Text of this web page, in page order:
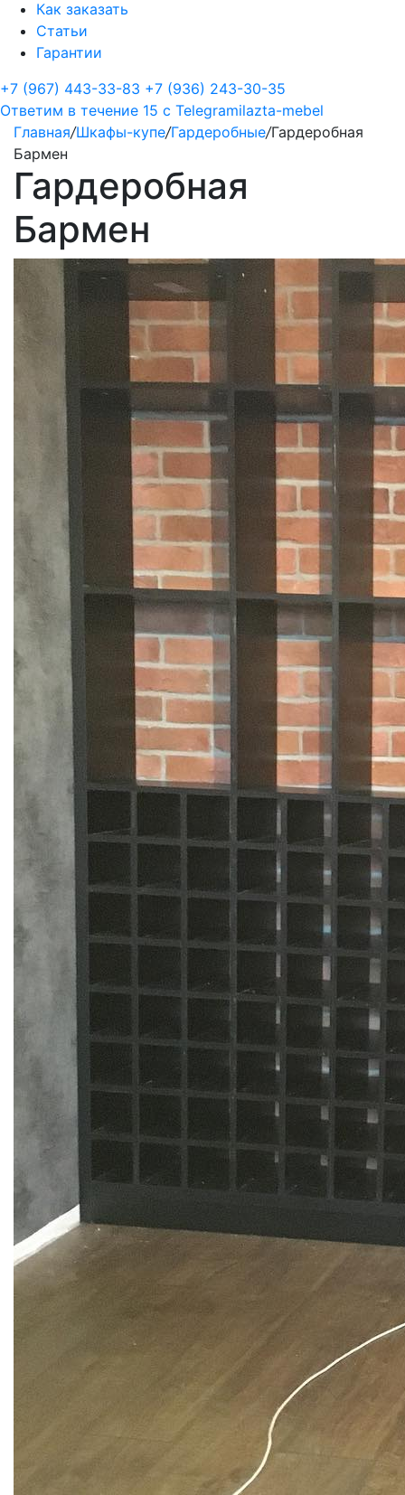
Как заказать
Статьи
Гарантии
+7 (967) 443-33-83 +7 (936) 243-30-35
Ответим в течение 15 с Telegramilazta-mebel
Главная/Шкафы-купе/Гардеробные/Гардеробная
Бармен
Гардеробная
Бармен